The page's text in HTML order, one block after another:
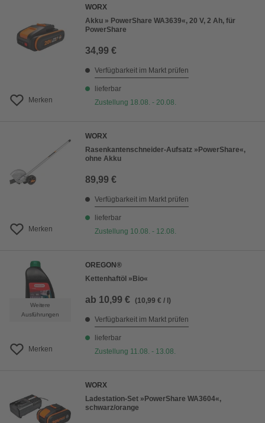
Merken
WORX
Akku » PowerShare WA3639«, 20 V, 2 Ah, für
PowerShare
34,99 €
Verfügbarkeit im Markt prüfen
lieferbar
Zustellung 18.08. - 20.08.
Merken
WORX
Rasenkantenschneider-Aufsatz »PowerShare«,
ohne Akku
89,99 €
Verfügbarkeit im Markt prüfen
lieferbar
Zustellung 10.08. - 12.08.
Weitere
Ausführungen
Merken
OREGON®
Kettenhaftöl »Bio«
ab 10,99 € (10,99 € / l)
Verfügbarkeit im Markt prüfen
lieferbar
Zustellung 11.08. - 13.08.
WORX
Ladestation-Set »PowerShare WA3604«,
schwarz/orange